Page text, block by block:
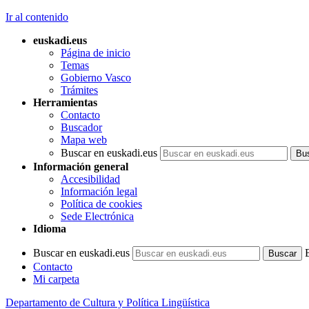
Ir al contenido
euskadi.eus
Página de inicio
Temas
Gobierno Vasco
Trámites
Herramientas
Contacto
Buscador
Mapa web
Buscar en euskadi.eus
Información general
Accesibilidad
Información legal
Política de cookies
Sede Electrónica
Idioma
Buscar en euskadi.eus
Contacto
Mi carpeta
Departamento de Cultura y Política Lingüística